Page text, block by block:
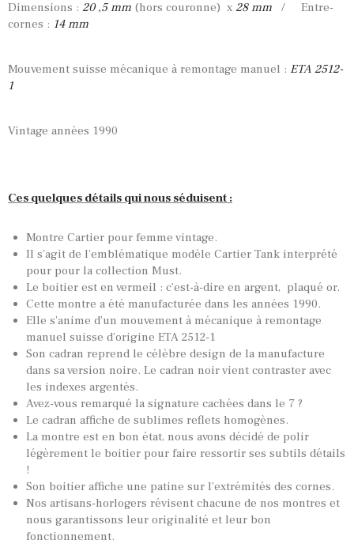
Dimensions : 20 ,5 mm (hors couronne) x 28 mm
/ Entre-
cornes : 14 mm
Mouvement suisse mécanique à remontage manuel : ETA 2512-
1
Vintage années 1990
Ces quelques détails qui nous séduisent :
Montre Cartier pour femme vintage.
Il s’agit de l’emblématique modèle Cartier Tank interprété
pour pour la collection Must.
Le boitier est en vermeil : c’est-à-dire en argent, plaqué or.
Cette montre a été manufacturée dans les années 1990.
Elle s’anime d’un mouvement à mécanique à remontage
manuel suisse d’origine ETA 2512-1
Son cadran reprend le célèbre design de la manufacture
dans sa version noire. Le cadran noir vient contraster avec
les indexes argentés.
Avez-vous remarqué la signature cachées dans le 7 ?
Le cadran affiche de sublimes reflets homogènes.
La montre est en bon état, nous avons décidé de polir
légèrement le boitier pour faire ressortir ses subtils détails
!
Son boitier affiche une patine sur l’extrémités des cornes.
Nos artisans-horlogers révisent chacune de nos montres et
nous garantissons leur originalité et leur bon
fonctionnement.